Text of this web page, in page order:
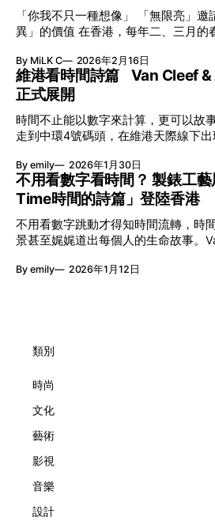
「你我不只一種想像」 「無限亮」邀請觀眾重新思考「差
異」的價值 在香港，每年二、三月的春季，一個名字低調但
節與香港賽馬會慈善信託基金聯合呈
八年來不只是帶來無數來自世界各地
本地建立屬於香港的共融創作生態。
艦藝團強強聯手打造兩部深具意義的
影》，展開一場前所未有的藝術對話
能量，全面開展一場無界限嘅藝術旅程。 第八屆「無限
以「你我不只一種想像」為題，從共
的價值。不同能力人士是社會多樣性
「不同」能力與特質，當我們一齊生
發，偏見與界線，也自然被藝術溶化。 「無限亮」2026精彩
節目包括: 2月27日至3月1日：帕拉管弦樂團《無邊狂想曲》/
音樂‧舞蹈 (開幕節目) 2月28日至
By MiLK C 2026年2月16日
維港看時間詩篇 Van Cleef
正式展開
時間不止能以數字來計算，更可以故
走到中環4號碼頭，在維港天際線下
覽。由即日至2月8日期間舉行，世家
言搬離傳統店舖，放進公共場域，讓
件，而是一場可以與他人一同經歷的詩意旅程。
「時間詩集」 走進展場尤如翻開一本時間詩集，藉由不同主
題呈現時間的無限想像。Van Cleef &
由單純的機械與數字堆砌，更像是腕
精湛的製錶技術與敘事美學為核心，
報時的功能，而是把稍縱即逝的瞬間
子，以及訴說時間的珠寶。每個主題
By emily 2026年1月30日
不用看數字看時間？ 製錶工
Time時間的詩篇」登陸香港
不用看數字跳動才得知時間流轉，時
景甚至娓娓道出每個人的生命故事。
詩篇」展覽，邀請大家走進由愛情故
大主題展區，彰顯世家的核心價值。
級鐘錶大賞（Grand Prix d'Horlogerie
擁而吻。雙逆跳機芯精準驅動這場機
象概念，而是心跳的律動。 故事並未
Lady Arpels Bal des Amoureux
By emily 2026年1月12日
類別
時尚
文化
藝術
影視
音樂
設計